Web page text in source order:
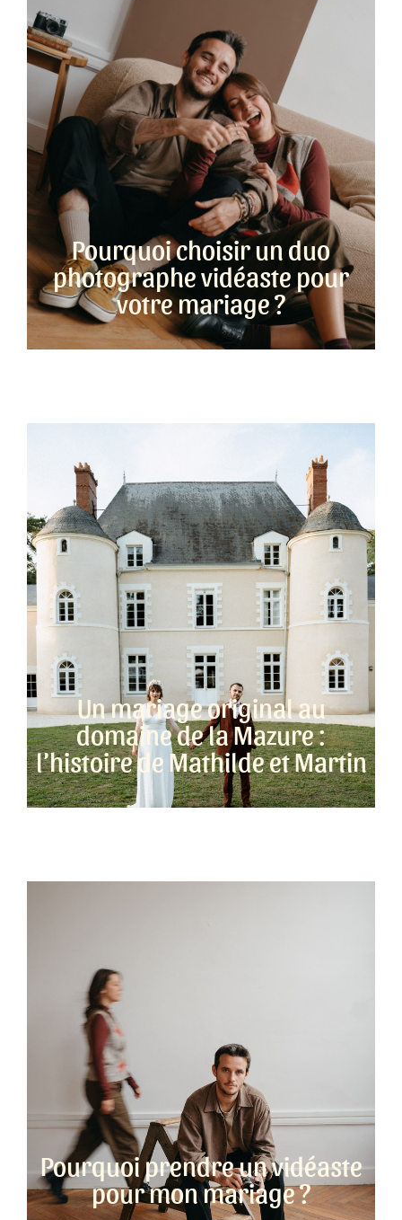
Pourquoi choisir un duo
photographe vidéaste pour
votre mariage ?
Un mariage original au
domaine de la Mazure :
l’histoire de Mathilde et Martin
Pourquoi prendre un vidéaste
pour mon mariage ?​